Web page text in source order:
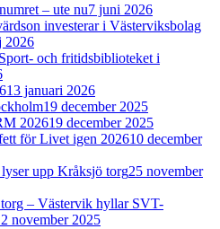
– ute nu7 juni 2026
investerar i Västerviksbolag
2026
och fritidsbiblioteket i
13 januari 2026
19 december 2025
202619 december 2025
för Livet igen 202610 december
upp Kråksjö torg25 november
– Västervik hyllar SVT-
november 2025